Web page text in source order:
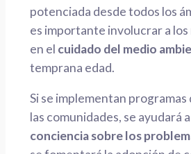
potenciada desde todos los
es importante involucrar a los
en el cuidado del medio
temprana edad.
Si se implementan
las comunidades, se ayudará a
conciencia sobre los